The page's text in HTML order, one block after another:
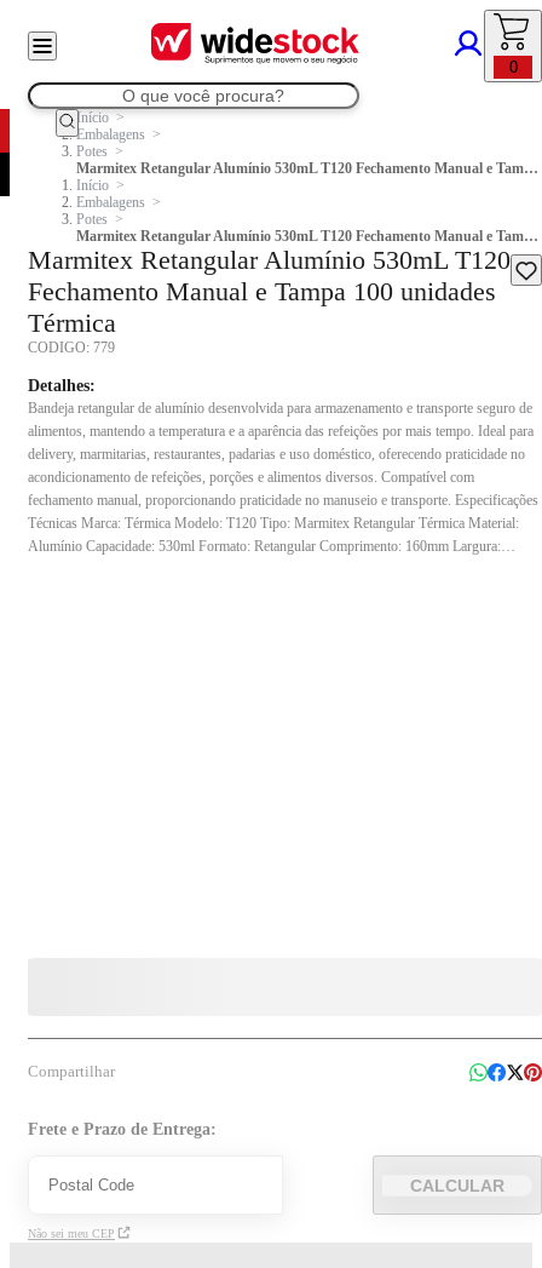
0
Início
Embalagens
Potes
Marmitex Retangular Alumínio 530mL T120 Fechamento Manual e Tampa 100 unidades Térmica
Início
Embalagens
Potes
Marmitex Retangular Alumínio 530mL T120 Fechamento Manual e Tampa 100 unidades Térmica
Marmitex Retangular Alumínio 530mL T120
Fechamento Manual e Tampa 100 unidades
Térmica
CODIGO: 779
Detalhes:
Bandeja retangular de alumínio desenvolvida para armazenamento e transporte seguro de
alimentos, mantendo a temperatura e a aparência das refeições por mais tempo. Ideal para
delivery, marmitarias, restaurantes, padarias e uso doméstico, oferecendo praticidade no
acondicionamento de refeições, porções e alimentos diversos. Compatível com
fechamento manual, proporcionando praticidade no manuseio e transporte. Especificações
Técnicas Marca: Térmica Modelo: T120 Tipo: Marmitex Retangular Térmica Material:
Alumínio Capacidade: 530ml Formato: Retangular Comprimento: 160mm Largura:
Compartilhar
Frete e Prazo de Entrega:
CALCULAR
Não sei meu CEP